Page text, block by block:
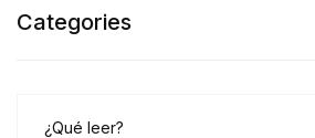
Categories
¿Qué leer?